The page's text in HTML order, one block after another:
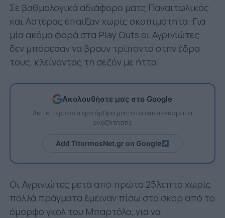
Σε βαθμολογικά αδιάφορο ματς Παναιτωλικός
και Αστέρας έπαιξαν χωρίς σκοπιμότητα. Για
μία ακόμα φορά στα Play Outs οι Αγρινιώτες
δεν μπόρεσαν να βρουν τρίποντο στην έδρα
τους, κλείνοντας τη σεζόν με ήττα.
Ακολουθήστε μας στο Google
Δείτε περισσότερα άρθρα μας στα αποτελέσματα
αναζήτησης
Add TitormosNet.gr on Google
Οι Αγρινιώτες μετά από πρώτο 25λεπτο χωρίς
πολλά πράγματα έμειναν πίσω στο σκορ από το
όμορφο γκολ του Μπαρτόλο, για να